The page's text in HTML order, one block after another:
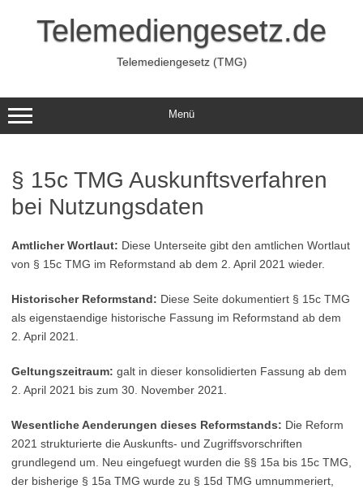
springenTelemediengesetz.de
Telemediengesetz (TMG)
Menü
§ 15c TMG Auskunftsverfahren
bei Nutzungsdaten
Amtlicher Wortlaut: Diese Unterseite gibt den amtlichen Wortlaut
von § 15c TMG im Reformstand ab dem 2. April 2021 wieder.
Historischer Reformstand: Diese Seite dokumentiert § 15c TMG
als eigenstaendige historische Fassung im Reformstand ab dem
2. April 2021.
Geltungszeitraum: galt in dieser konsolidierten Fassung ab dem
2. April 2021 bis zum 30. November 2021.
Wesentliche Aenderungen dieses Reformstands: Die Reform
2021 strukturierte die Auskunfts- und Zugriffsvorschriften
grundlegend um. Neu eingefuegt wurden die §§ 15a bis 15c TMG,
der bisherige § 15a TMG wurde zu § 15d TMG umnummeriert,